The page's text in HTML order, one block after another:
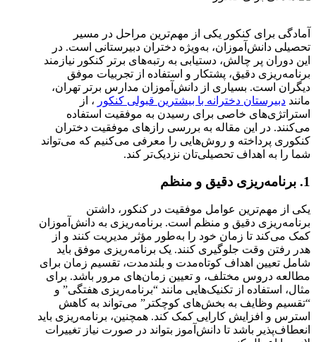
آمادگی برای کنکور یکی از مهم‌ترین مراحل در مسیر
تحصیلی دانش‌آموزان، به‌ویژه دختران دبیرستانی است. در
این دوران پر چالش، دستیابی به رتبه‌های برتر کنکور نیازمند
برنامه‌ریزی دقیق، پشتکار و استفاده از تجربیات موفق
دیگران است. بسیاری از دانش‌آموزان مدارس برتر تهران،
مانند دبیرستان‌ دخترانه با بیشترین قبولی کنکور ، از
استراتژی‌های خاصی برای رسیدن به موفقیت استفاده
می‌کنند. در این مقاله به بررسی رازهای موفقیت دختران
کنکوری پرداخته و روش‌هایی را معرفی می‌کنیم که می‌تواند
شما را به اهداف تحصیلی‌تان نزدیک‌تر کند.
1. برنامه‌ریزی دقیق و منظم
یکی از مهم‌ترین عوامل موفقیت در کنکور، داشتن
برنامه‌ریزی دقیق و منظم است. برنامه‌ریزی به دانش‌آموزان
کمک می‌کند تا زمان خود را به‌طور مؤثر مدیریت کنند و از
هدر رفتن وقت جلوگیری کنند. یک برنامه‌ریزی موفق باید
شامل تعیین اهداف کوتاه‌مدت و بلندمدت، تقسیم زمان برای
مطالعه دروس مختلف، و تعیین زمان‌های مرور باشد. برای
مثال، استفاده از تکنیک‌هایی مانند “برنامه‌ریزی هفتگی” و
“تقسیم وظایف به بخش‌های کوچکتر” می‌تواند به کاهش
استرس و افزایش کارایی کمک کند. همچنین، برنامه‌ریزی باید
انعطاف‌پذیر باشد تا دانش‌آموز بتواند در صورت نیاز تغییرات